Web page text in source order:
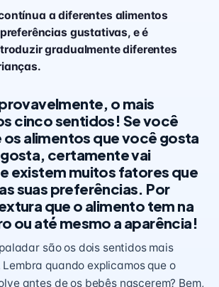
a diferentes alimentos
gustativas, e é
gradualmente diferentes
o mais
cinco sentidos! Se você
alimentos que você gosta
gosta, certamente vai
existem muitos fatores que
suas preferências. Por
que o alimento tem na
ou até mesmo a aparência!
são os dois sentidos mais
quando explicamos que o
antes de os bebês nascerem? Bem,